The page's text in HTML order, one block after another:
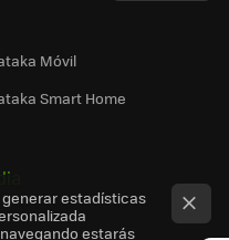
Móvil
Smart Home
estadísticas
estarás